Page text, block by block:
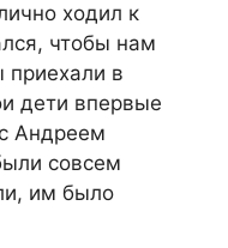
ходил к
чтобы нам
приехали в
дети впервые
Андреем
совсем
им было